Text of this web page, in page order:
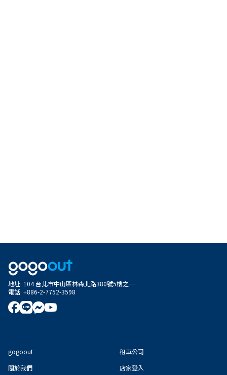
地址: 104 台北市中山區林森北路380號5樓之一
電話: +886-2-7752-3598
gogoout
關於我們
租車公司
店家登入